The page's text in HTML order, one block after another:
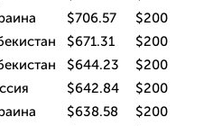
$706.57
$200
$671.31
$200
$644.23
$200
$642.84
$200
$638.58
$200